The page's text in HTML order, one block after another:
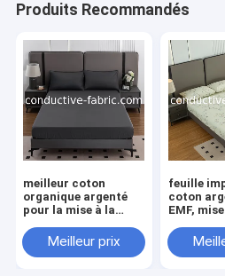
Produits Recommandés
meilleur coton
organique argenté
pour la mise à la
pour la mise à la
terre des draps
Meilleur prix
feuille
coton
EMF,